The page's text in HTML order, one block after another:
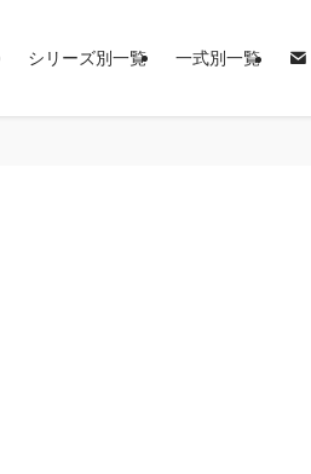
シリーズ別一覧 一式別一覧